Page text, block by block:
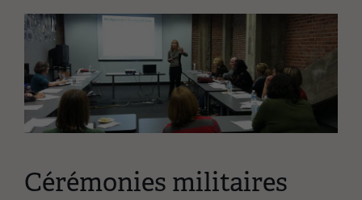
Image(s)
Cérémonies militaires